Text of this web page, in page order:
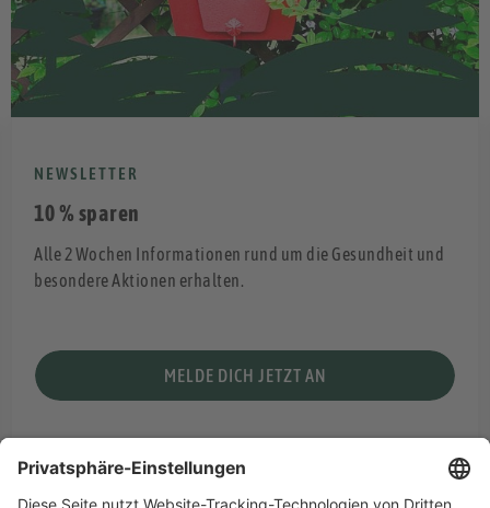
NEWSLETTER
10 % sparen
Alle 2 Wochen Informationen rund um die Gesundheit und
besondere Aktionen erhalten.
MELDE DICH JETZT AN